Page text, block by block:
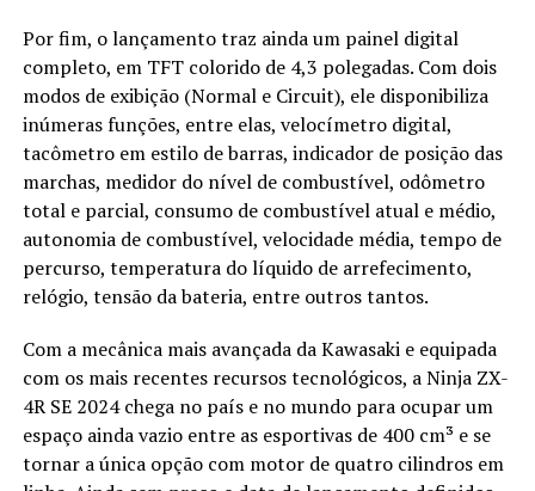
Por fim, o lançamento traz ainda um painel digital
completo, em TFT colorido de 4,3 polegadas. Com dois
modos de exibição (Normal e Circuit), ele disponibiliza
inúmeras funções, entre elas, velocímetro digital,
tacômetro em estilo de barras, indicador de posição das
marchas, medidor do nível de combustível, odômetro
total e parcial, consumo de combustível atual e médio,
autonomia de combustível, velocidade média, tempo de
percurso, temperatura do líquido de arrefecimento,
relógio, tensão da bateria, entre outros tantos.
Com a mecânica mais avançada da Kawasaki e equipada
com os mais recentes recursos tecnológicos, a Ninja ZX-
4R SE 2024 chega no país e no mundo para ocupar um
espaço ainda vazio entre as esportivas de 400 cm³ e se
tornar a única opção com motor de quatro cilindros em